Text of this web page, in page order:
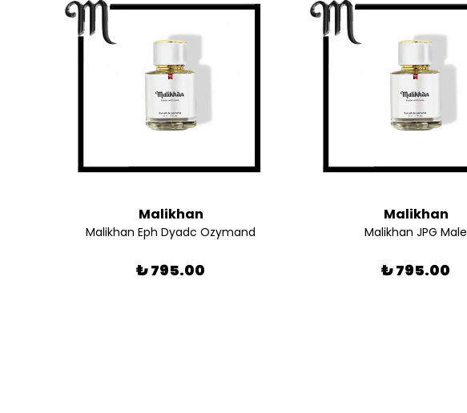
Malikhan
Malikhan Eph Dyadc Ozymand
₺ 795.00
Malikhan
Malikhan JPG Male
₺ 795.00